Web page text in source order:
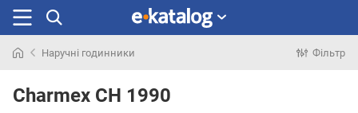
раніше
Наручні годинники Фільтр
Charmex CH 1990